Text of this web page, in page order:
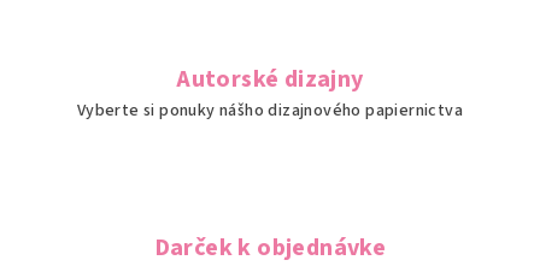
Autorské dizajny
Vyberte si ponuky nášho dizajnového papiernictva
Darček k objednávke